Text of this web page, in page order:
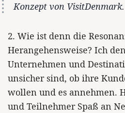
Konzept von VisitDenmark.
2. Wie ist denn die
Herangehensweise? Ich
Unternehmen und
unsicher sind, ob ihre
wollen und es annehmen.
und Teilnehmer Spaß an